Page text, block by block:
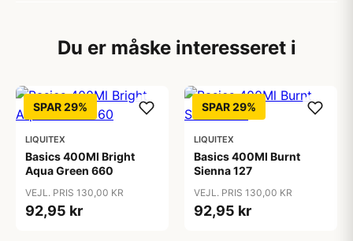
Du er måske interesseret i
SPAR 29%
LIQUITEX
Basics 400Ml Bright
Aqua Green 660
VEJL. PRIS 130,00 KR
92,95 kr
SPAR 29%
LIQUITEX
Basics 400Ml Burnt
Sienna 127
VEJL. PRIS 130,00 KR
92,95 kr